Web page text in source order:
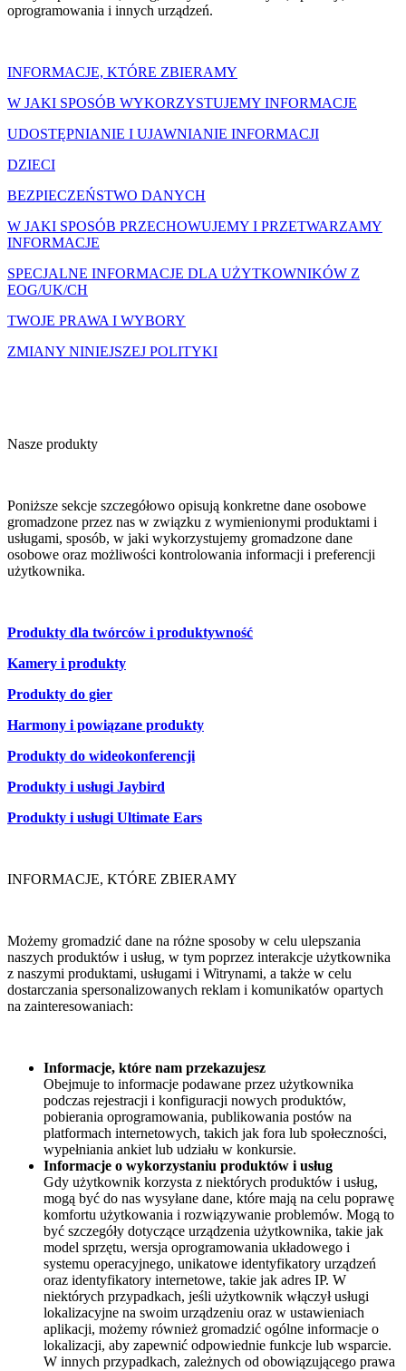
oprogramowania i innych urządzeń.
INFORMACJE, KTÓRE ZBIERAMY
W JAKI SPOSÓB WYKORZYSTUJEMY INFORMACJE
UDOSTĘPNIANIE I UJAWNIANIE INFORMACJI
DZIECI
BEZPIECZEŃSTWO DANYCH
W JAKI SPOSÓB PRZECHOWUJEMY I PRZETWARZAMY
INFORMACJE
SPECJALNE INFORMACJE DLA UŻYTKOWNIKÓW Z
EOG/UK/CH
TWOJE PRAWA I WYBORY
ZMIANY NINIEJSZEJ POLITYKI
Nasze produkty
Poniższe sekcje szczegółowo opisują konkretne dane osobowe
gromadzone przez nas w związku z wymienionymi produktami i
usługami, sposób, w jaki wykorzystujemy gromadzone dane
osobowe oraz możliwości kontrolowania informacji i preferencji
użytkownika.
Produkty dla twórców i produktywność
Kamery i produkty
Produkty do gier
Harmony i powiązane produkty
Produkty do wideokonferencji
Produkty i usługi Jaybird
Produkty i usługi Ultimate Ears
INFORMACJE, KTÓRE ZBIERAMY
Możemy gromadzić dane na różne sposoby w celu ulepszania
naszych produktów i usług, w tym poprzez interakcje użytkownika
z naszymi produktami, usługami i Witrynami, a także w celu
dostarczania spersonalizowanych reklam i komunikatów opartych
na zainteresowaniach:
Informacje, które nam przekazujesz
Obejmuje to informacje podawane przez użytkownika
podczas rejestracji i konfiguracji nowych produktów,
pobierania oprogramowania, publikowania postów na
platformach internetowych, takich jak fora lub społeczności,
wypełniania ankiet lub udziału w konkursie.
Informacje o wykorzystaniu produktów i usług
Gdy użytkownik korzysta z niektórych produktów i usług,
mogą być do nas wysyłane dane, które mają na celu poprawę
komfortu użytkowania i rozwiązywanie problemów. Mogą to
być szczegóły dotyczące urządzenia użytkownika, takie jak
model sprzętu, wersja oprogramowania układowego i
systemu operacyjnego, unikatowe identyfikatory urządzeń
oraz identyfikatory internetowe, takie jak adres IP. W
niektórych przypadkach, jeśli użytkownik włączył usługi
lokalizacyjne na swoim urządzeniu oraz w ustawieniach
aplikacji, możemy również gromadzić ogólne informacje o
lokalizacji, aby zapewnić odpowiednie funkcje lub wsparcie.
W innych przypadkach, zależnych od obowiązującego prawa